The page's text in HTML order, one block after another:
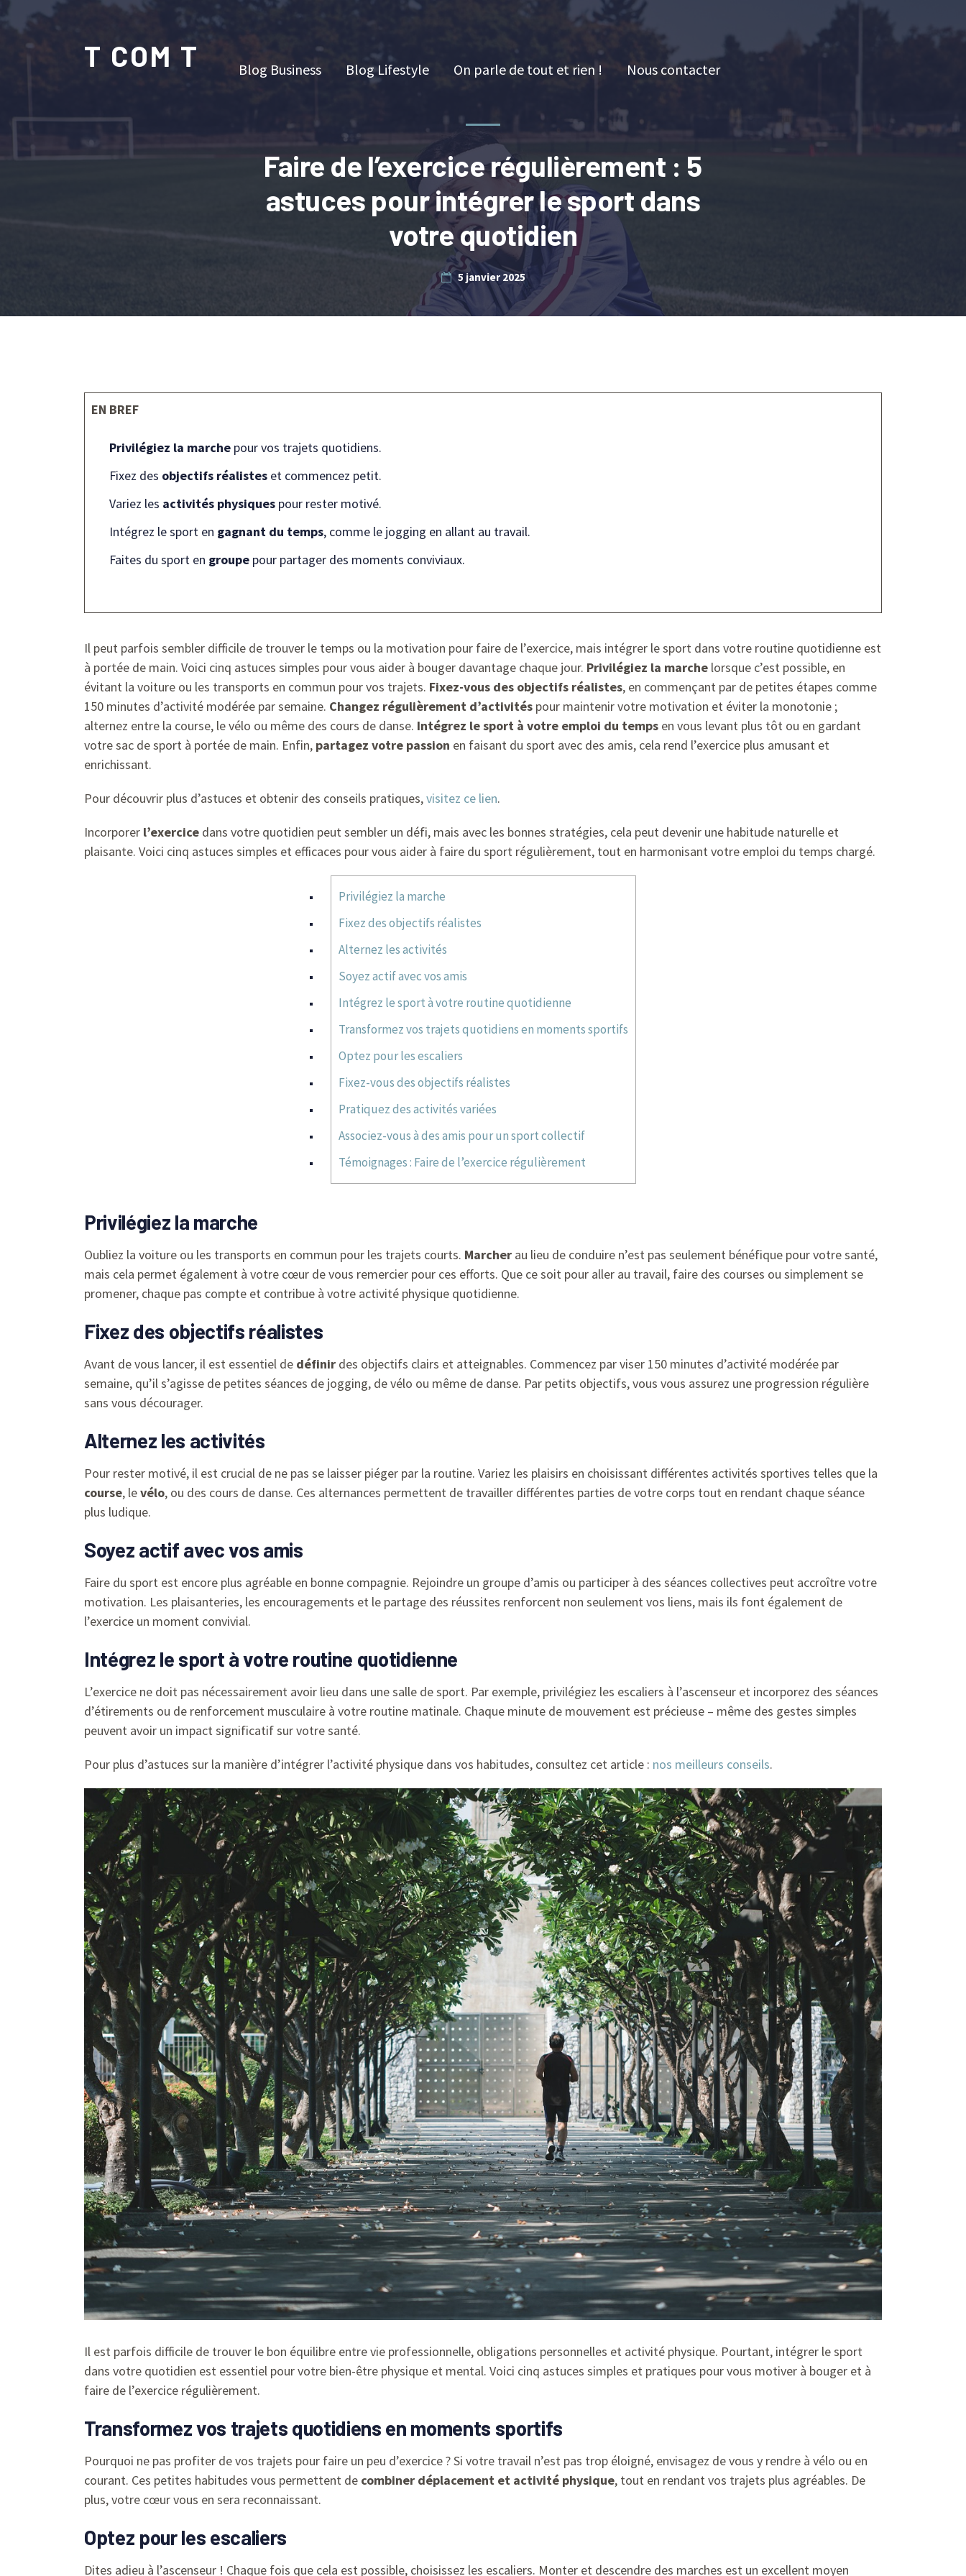
T COM T Blog Business Blog Lifestyle On parle de tout et rien ! Nous contacter
Faire de l’exercice régulièrement : 5
astuces pour intégrer le sport dans
votre quotidien
5 janvier 2025
EN BREF
Privilégiez la marche pour vos trajets quotidiens.
Fixez des objectifs réalistes et commencez petit.
Variez les activités physiques pour rester motivé.
Intégrez le sport en gagnant du temps, comme le jogging en allant au travail.
Faites du sport en groupe pour partager des moments conviviaux.
Il peut parfois sembler difficile de trouver le temps ou la motivation pour faire de l’exercice, mais intégrer le sport dans votre routine quotidienne est
à portée de main. Voici cinq astuces simples pour vous aider à bouger davantage chaque jour. Privilégiez la marche lorsque c’est possible, en
évitant la voiture ou les transports en commun pour vos trajets. Fixez-vous des objectifs réalistes, en commençant par de petites étapes comme
150 minutes d’activité modérée par semaine. Changez régulièrement d’activités pour maintenir votre motivation et éviter la monotonie ;
alternez entre la course, le vélo ou même des cours de danse. Intégrez le sport à votre emploi du temps en vous levant plus tôt ou en gardant
votre sac de sport à portée de main. Enfin, partagez votre passion en faisant du sport avec des amis, cela rend l’exercice plus amusant et
enrichissant.
Pour découvrir plus d’astuces et obtenir des conseils pratiques,visitez ce lien.
Incorporer l’exercice dans votre quotidien peut sembler un défi, mais avec les bonnes stratégies, cela peut devenir une habitude naturelle et
plaisante. Voici cinq astuces simples et efficaces pour vous aider à faire du sport régulièrement, tout en harmonisant votre emploi du temps chargé.
Privilégiez la marche
Fixez des objectifs réalistes
Alternez les activités
Soyez actif avec vos amis
Intégrez le sport à votre routine quotidienne
Transformez vos trajets quotidiens en moments sportifs
Optez pour les escaliers
Fixez-vous des objectifs réalistes
Pratiquez des activités variées
Associez-vous à des amis pour un sport collectif
Témoignages : Faire de l’exercice régulièrement
Privilégiez la marche
Oubliez la voiture ou les transports en commun pour les trajets courts. Marcher au lieu de conduire n’est pas seulement bénéfique pour votre santé,
mais cela permet également à votre cœur de vous remercier pour ces efforts. Que ce soit pour aller au travail, faire des courses ou simplement se
promener, chaque pas compte et contribue à votre activité physique quotidienne.
Fixez des objectifs réalistes
Avant de vous lancer, il est essentiel de définir des objectifs clairs et atteignables. Commencez par viser 150 minutes d’activité modérée par
semaine, qu’il s’agisse de petites séances de jogging, de vélo ou même de danse. Par petits objectifs, vous vous assurez une progression régulière
sans vous décourager.
Alternez les activités
Pour rester motivé, il est crucial de ne pas se laisser piéger par la routine. Variez les plaisirs en choisissant différentes activités sportives telles que la
course, levélo, ou des cours de danse. Ces alternances permettent de travailler différentes parties de votre corps tout en rendant chaque séance
plus ludique.
Soyez actif avec vos amis
Faire du sport est encore plus agréable en bonne compagnie. Rejoindre un groupe d’amis ou participer à des séances collectives peut accroître votre
motivation. Les plaisanteries, les encouragements et le partage des réussites renforcent non seulement vos liens, mais ils font également de
l’exercice un moment convivial.
Intégrez le sport à votre routine quotidienne
L’exercice ne doit pas nécessairement avoir lieu dans une salle de sport. Par exemple, privilégiez les escaliers à l’ascenseur et incorporez des séances
d’étirements ou de renforcement musculaire à votre routine matinale. Chaque minute de mouvement est précieuse – même des gestes simples
peuvent avoir un impact significatif sur votre santé.
Pour plus d’astuces sur la manière d’intégrer l’activité physique dans vos habitudes, consultez cet article : nos meilleurs conseils.
Il est parfois difficile de trouver le bon équilibre entre vie professionnelle, obligations personnelles et activité physique. Pourtant, intégrer le sport
dans votre quotidien est essentiel pour votre bien-être physique et mental. Voici cinq astuces simples et pratiques pour vous motiver à bouger et à
faire de l’exercice régulièrement.
Transformez vos trajets quotidiens en moments sportifs
Pourquoi ne pas profiter de vos trajets pour faire un peu d’exercice ? Si votre travail n’est pas trop éloigné, envisagez de vous y rendre à vélo ou en
courant. Ces petites habitudes vous permettent de combiner déplacement et activité physique, tout en rendant vos trajets plus agréables. De
plus, votre cœur vous en sera reconnaissant.
Optez pour les escaliers
Dites adieu à l’ascenseur ! Chaque fois que cela est possible, choisissez les escaliers. Monter et descendre des marches est un excellent moyen